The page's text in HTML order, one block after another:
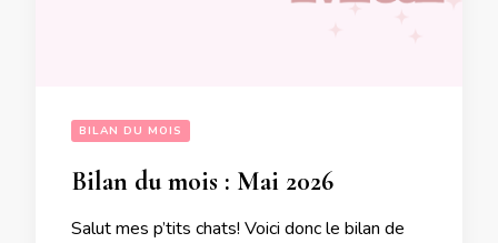
BILAN DU MOIS
Bilan du mois : Mai 2026
Salut mes p’tits chats! Voici donc le bilan de